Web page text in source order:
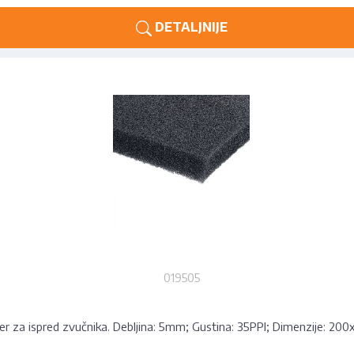
DETALJNIJE
019505
za ispred zvučnika. Debljina: 5mm; Gustina: 35PPI; Dimenzije: